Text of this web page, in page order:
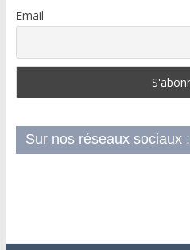
Email
Sur nos réseaux sociaux :